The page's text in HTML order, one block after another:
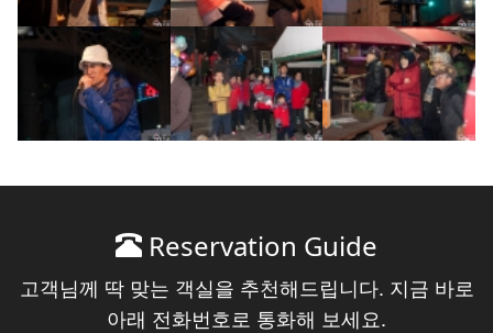
Reservation Guide
고객님께 딱 맞는 객실을 추천해드립니다. 지금 바로
아래 전화번호로 통화해 보세요.